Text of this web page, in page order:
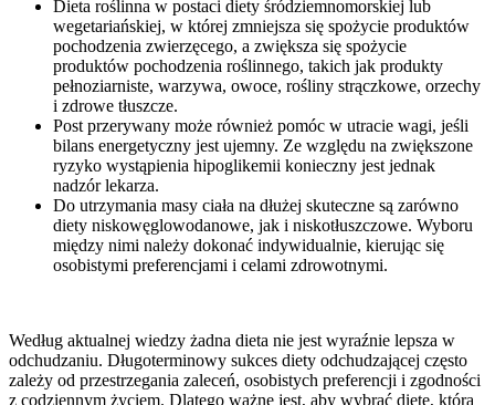
Dieta roślinna w postaci diety śródziemnomorskiej lub
wegetariańskiej, w której zmniejsza się spożycie produktów
pochodzenia zwierzęcego, a zwiększa się spożycie
produktów pochodzenia roślinnego, takich jak produkty
pełnoziarniste, warzywa, owoce, rośliny strączkowe, orzechy
i zdrowe tłuszcze.
Post przerywany może również pomóc w utracie wagi, jeśli
bilans energetyczny jest ujemny. Ze względu na zwiększone
ryzyko wystąpienia hipoglikemii konieczny jest jednak
nadzór lekarza.
Do utrzymania masy ciała na dłużej skuteczne są zarówno
diety niskowęglowodanowe, jak i niskotłuszczowe. Wyboru
między nimi należy dokonać indywidualnie, kierując się
osobistymi preferencjami i celami zdrowotnymi.
Według aktualnej wiedzy żadna dieta nie jest wyraźnie lepsza w
odchudzaniu. Długoterminowy sukces diety odchudzającej często
zależy od przestrzegania zaleceń, osobistych preferencji i zgodności
z codziennym życiem. Dlatego ważne jest, aby wybrać dietę, która